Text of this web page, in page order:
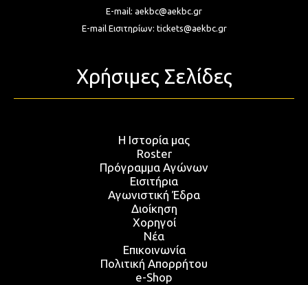
E-mail: aekbc@aekbc.gr
E-mail Εισιτηρίων: tickets@aekbc.gr
Χρήσιμες Σελίδες
Η Ιστορία μας
Roster
Πρόγραμμα Αγώνων
Εισιτήρια
Αγωνιστική Έδρα
Διοίκηση
Χορηγοί
Νέα
Επικοινωνία
Πολιτική Απορρήτου
e-Shop